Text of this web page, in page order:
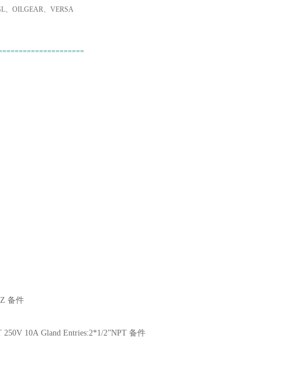
、OILGEAR、VERSA
备件
250V 10A Gland Entries:2*1/2”NPT 备件